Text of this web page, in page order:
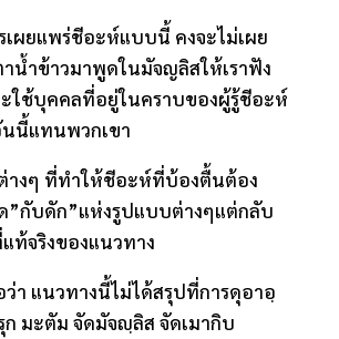
ผยแพร่ชีอะห์แบบนี้​ คงจะไม่เผย
น้ำข้าวมาพูดในมัจญลิสให้เราฟัง
ใช้บุคคลที่อยู่ในคราบของผู้รู้ชีอะห์
นี้แทนพวกเขา
างๆ ที่ทำให้ชีอะห์ที่บ้องตื้นต้อง
”กับดัก”แห่งรูปแบบต่างๆแต่กลับ
ท้จริงของแนวทาง
ว่า แนวทางนี้ไม่ได้สรุปที่การดุอาอฺ
ก มะตัม จัดมัจญฺลิส จัดเมากิบ